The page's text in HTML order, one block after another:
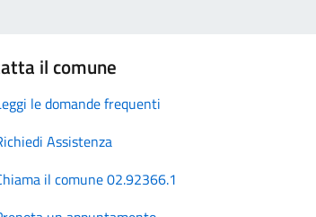
il comune
le domande frequenti
Assistenza
il comune 02.92366.1